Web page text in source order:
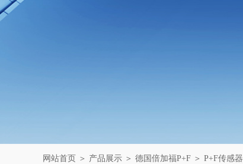
网站首页 ＞ 产品展示 ＞ 德国倍加福P+F ＞ P+F传感器